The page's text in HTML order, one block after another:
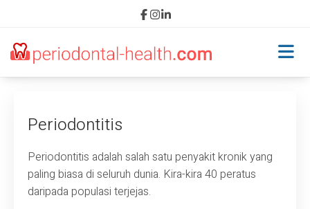
Punca
Periodontitis
Periodontitis adalah salah satu penyakit kronik yang
paling biasa di seluruh dunia. Kira-kira 40 peratus
daripada populasi terjejas.